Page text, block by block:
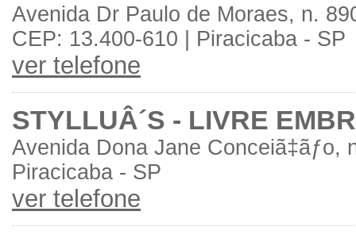
Avenida Dr Paulo de Moraes, n.
CEP: 13.400-610 | Piracicaba - SP
ver telefone
STYLLUÂ´S - LIVRE
Avenida Dona Jane Conceiã‡ãƒo,
Piracicaba - SP
ver telefone